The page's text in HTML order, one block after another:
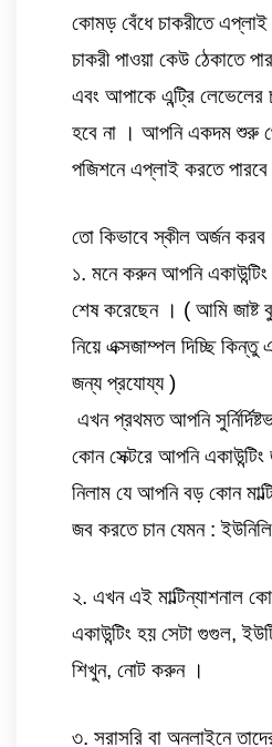
কোমড় বেঁধে চাকরীতে
চাকরী পাওয়া কেউ ঠেকাতে
এবং আপাকে এন্ট্রি
হবে না । আপনি একদম শুরু
পজিশনে এপ্লাই করতে
তো কিভাবে স্কীল অর্জন করব
১. মনে করুন আপনি
শেষ করেছেন । ( আমি জাষ্ট
নিয়ে এক্সজাম্পল দিচ্ছি কিন্তু
জন্য প্রযোয্য )
এখন প্রথমত আপনি
কোন সেক্টরে আপনি
নিলাম যে আপনি বড় কোন
জব করতে চান যেমন :
২. এখন এই মাল্টিন্যাশনাল
একাউন্টিং হয় সেটা গুগুল,
শিখুন, নোট করুন ।
৩. সরাসরি বা অনলাইনে